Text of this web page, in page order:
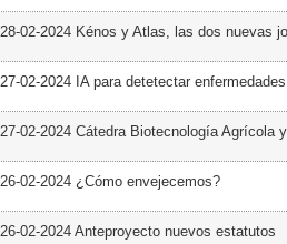
28-02-2024 Kénos y Atlas, las dos nuevas
27-02-2024 IA para detetectar
27-02-2024 Cátedra Biotecnología Agrícola
26-02-2024 ¿Cómo envejecemos?
26-02-2024 Anteproyecto nuevos estatutos